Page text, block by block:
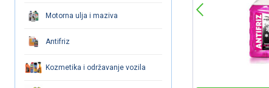
Motorna ulja i maziva
Antifriz
Kozmetika i održavanje vozila